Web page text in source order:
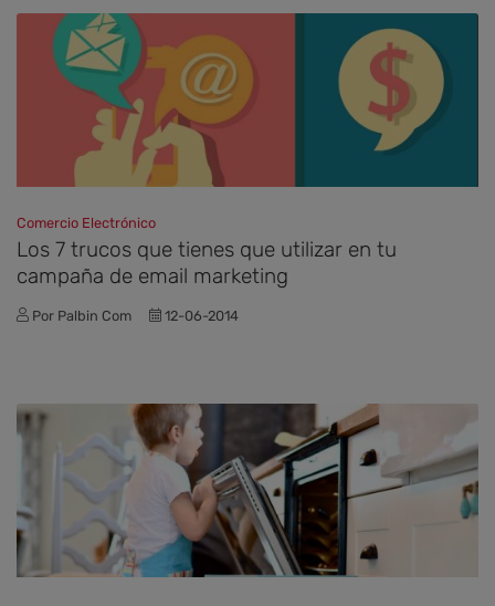
Comercio Electrónico
Los 7 trucos que tienes que utilizar en tu
campaña de email marketing
Por Palbin Com 12-06-2014